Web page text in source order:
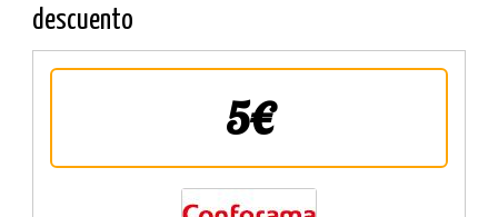
descuento
5€